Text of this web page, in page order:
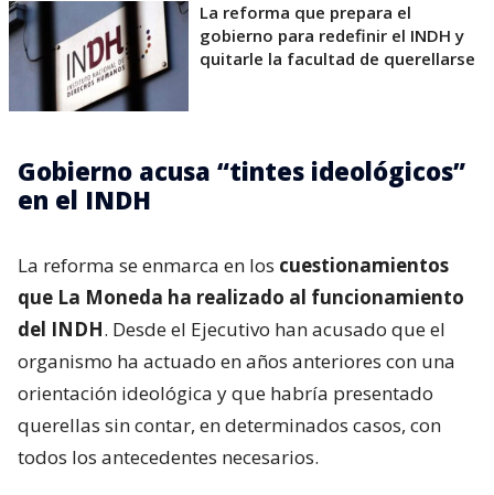
La reforma que prepara el
gobierno para redefinir el INDH y
quitarle la facultad de querellarse
Gobierno acusa “tintes ideológicos”
en el INDH
La reforma se enmarca en los cuestionamientos
que La Moneda ha realizado al funcionamiento
del INDH. Desde el Ejecutivo han acusado que el
organismo ha actuado en años anteriores con una
orientación ideológica y que habría presentado
querellas sin contar, en determinados casos, con
todos los antecedentes necesarios.